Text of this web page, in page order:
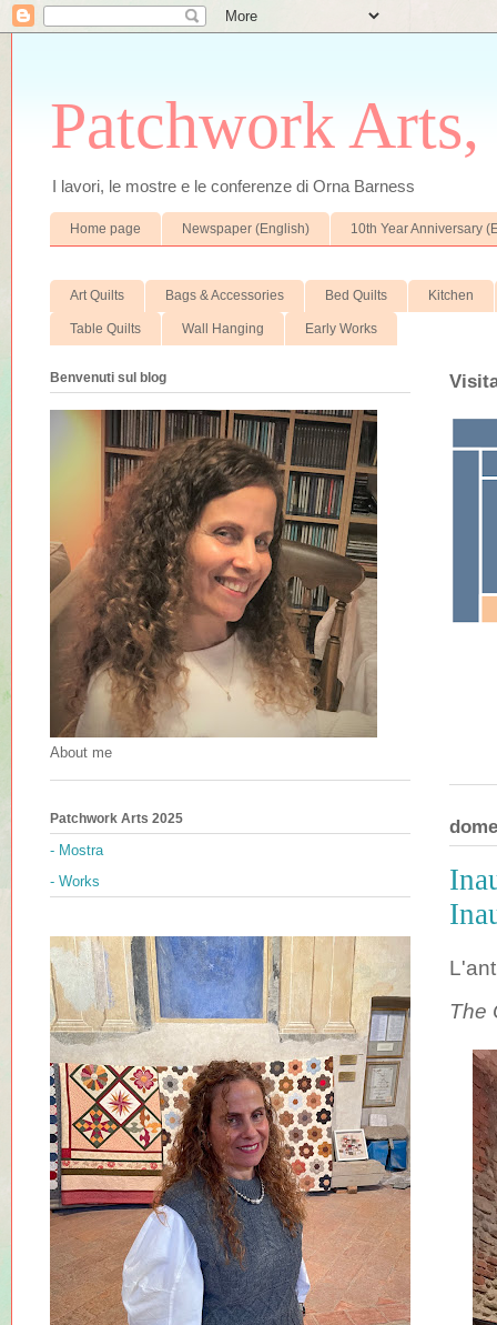
Patchwork
I lavori, le mostre e le conferenze di Orna Barness
Home page Newspaper (English) 10th Year Anniversary
Art Quilts Bags & Accessories Bed Quilts Kitchen
Table Quilts Wall Hanging Early Works
The
Benvenuti sul blog
About me
Patchwork Arts 2025
- Mostra
- Works